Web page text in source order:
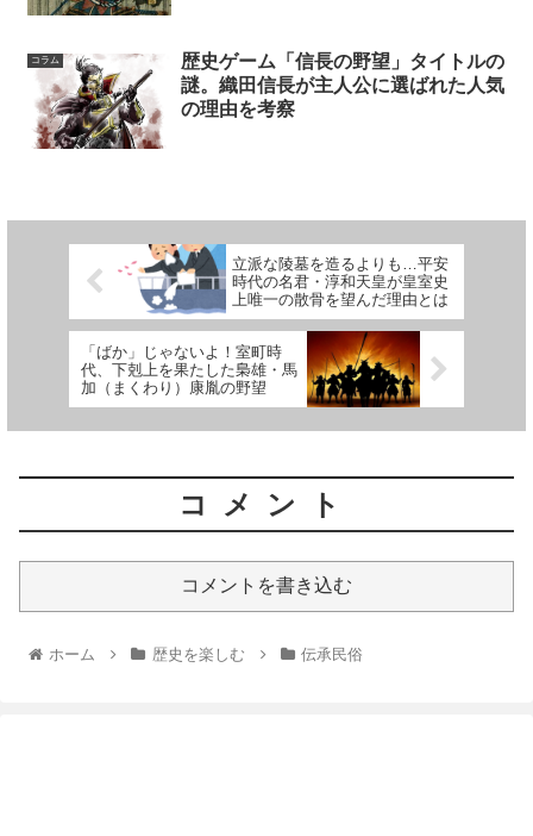
コラム
歴史ゲーム「信長の野望」タイトルの
謎。織田信長が主人公に選ばれた人気
の理由を考察
立派な陵墓を造るよりも…平安
時代の名君・淳和天皇が皇室史
上唯一の散骨を望んだ理由とは
「ばか」じゃないよ！室町時
代、下剋上を果たした梟雄・馬
加（まくわり）康胤の野望
コメント
コメントを書き込む
ホーム 歴史を楽しむ 伝承民俗